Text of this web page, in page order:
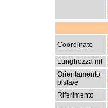
Coordinate
Lunghezza mt
Orientamento
pista/e
Riferimento